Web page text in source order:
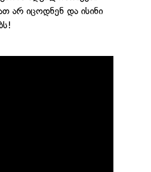
არ იცოდნენ და ისინი